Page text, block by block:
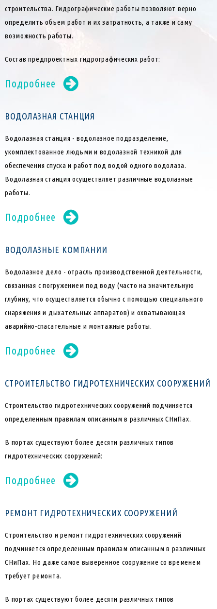
строительства. Гидрографические работы позволяют верно
определить объем работ и их затратность, а также и саму
возможность работы.
Состав предпроектных гидрографических работ:
Подробнее
ВОДОЛАЗНАЯ СТАНЦИЯ
Водолазная станция - водолазное подразделение,
укомплектованное людьми и водолазной техникой для
обеспечения спуска и работ под водой одного водолаза.
Водолазная станция осуществляет различные водолазные
работы.
Подробнее
ВОДОЛАЗНЫЕ КОМПАНИИ
Водолазное дело - отрасль производственной деятельности,
связанная с погружением под воду (часто на значительную
глубину, что осуществляется обычно с помощью специального
снаряжения и дыхательных аппаратов) и охватывающая
аварийно-спасательные и монтажные работы.
Подробнее
СТРОИТЕЛЬСТВО ГИДРОТЕХНИЧЕСКИХ СООРУЖЕНИЙ
Строительство гидротехнических сооружений подчиняется
определенным правилам описанным в различных СНиПах.
В портах существуют более десяти различных типов
гидротехнических сооружений:
Подробнее
РЕМОНТ ГИДРОТЕХНИЧЕСКИХ СООРУЖЕНИЙ
Строительство и ремонт гидротехнических сооружений
подчиняется определенным правилам описанным в различных
СНиПах. Но даже самое выверенное сооружение со временем
требует ремонта.
В портах существуют более десяти различных типов